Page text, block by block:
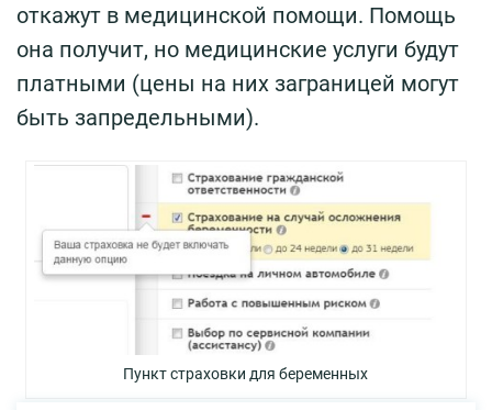
откажут в медицинской помощи. Помощь
она получит, но медицинские услуги будут
платными (цены на них заграницей могут
быть запредельными).
Пункт страховки для беременных